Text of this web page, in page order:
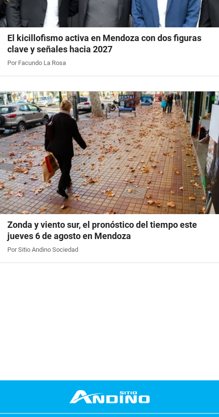
El kicillofismo activa en Mendoza con dos figuras
clave y señales hacia 2027
Por Facundo La Rosa
Zonda y viento sur, el pronóstico del tiempo este
jueves 6 de agosto en Mendoza
Por Sitio Andino Sociedad